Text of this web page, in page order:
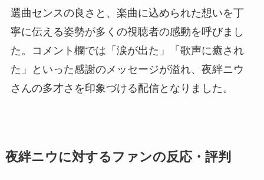
選曲センスの良さと、楽曲に込められた想いを丁
寧に伝える姿勢が多くの視聴者の感動を呼びまし
た。コメント欄では「涙が出た」「歌声に癒され
た」といった感謝のメッセージが溢れ、夜絆ニウ
さんの多才さを印象づける配信となりました。
夜絆ニウに対するファンの反応・評判